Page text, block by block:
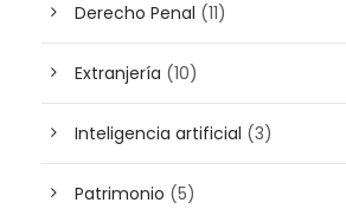
Derecho Penal (11)
Extranjería (10)
Inteligencia artificial (3)
Patrimonio (5)